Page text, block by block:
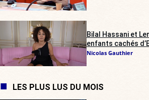
Bilal Hassani et
enfants cachés
Nicolas Gauthier
LES PLUS LUS DU MOIS